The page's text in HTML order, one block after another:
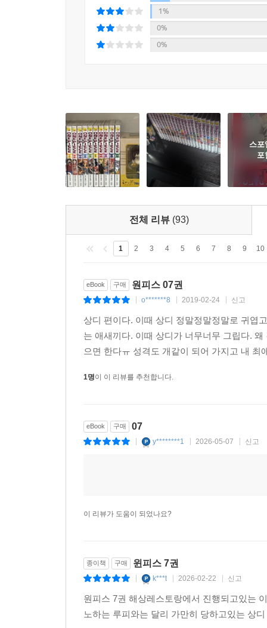
1%
0%
0%
스포
포
전체 리뷰 (93)
1 2 3 4 5 6 7 8 9 10
eBook 구매 원피스 07권
o*******8 2019-02-24 신고
상디 편이다. 이때 상디 정말정말정말로 귀엽
는 애새끼다. 이때 상디가 너무너무 그립다.
으면 한다ㅠ 성격도 개같이 되어 가지고 내
1명이 이 리뷰를 추천합니다.
eBook 구매 07
y********1 2026-05-07 신고
이 리뷰가 도움이 되었나요?
종이책 구매 윈피스 7권
k***t 2026-02-22 신고
원피스 7권 해상레스토랑에서 진행되고있는
노하는 루피와는 달리 가만히 당하고있는 상